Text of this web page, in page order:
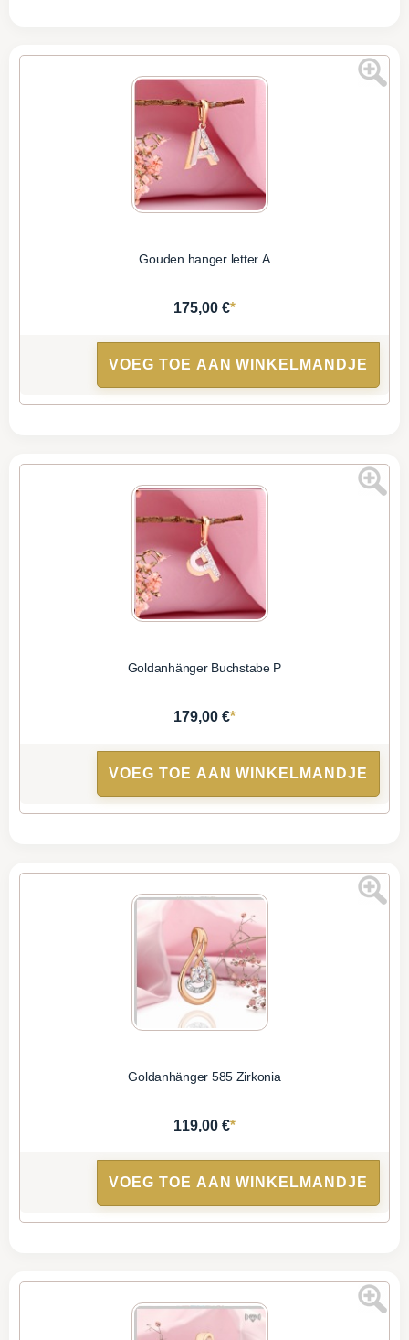
Gouden hanger letter A
175,00 €*
VOEG TOE AAN WINKELMANDJE
Goldanhänger Buchstabe P
179,00 €*
VOEG TOE AAN WINKELMANDJE
Goldanhänger 585 Zirkonia
119,00 €*
VOEG TOE AAN WINKELMANDJE